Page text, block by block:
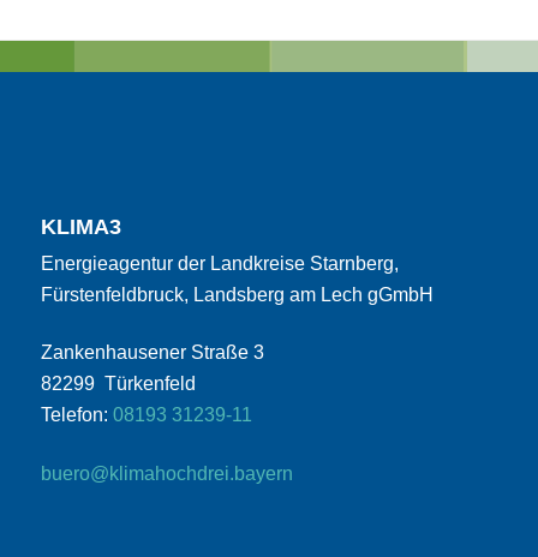
KLIMA3
Energieagentur der Landkreise Starnberg,
Fürstenfeldbruck, Landsberg am Lech gGmbH
Zankenhausener Straße 3
82299 Türkenfeld
Telefon: 08193 31239-11
buero@klimahochdrei.bayern